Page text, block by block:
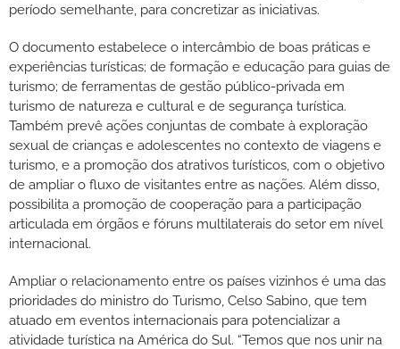
período semelhante, para concretizar as iniciativas.
O documento estabelece o intercâmbio de boas práticas e
experiências turísticas; de formação e educação para guias de
turismo; de ferramentas de gestão público-privada em
turismo de natureza e cultural e de segurança turística.
Também prevê ações conjuntas de combate à exploração
sexual de crianças e adolescentes no contexto de viagens e
turismo, e a promoção dos atrativos turísticos, com o objetivo
de ampliar o fluxo de visitantes entre as nações. Além disso,
possibilita a promoção de cooperação para a participação
articulada em órgãos e fóruns multilaterais do setor em nível
internacional.
Ampliar o relacionamento entre os países vizinhos é uma das
prioridades do ministro do Turismo, Celso Sabino, que tem
atuado em eventos internacionais para potencializar a
atividade turística na América do Sul. “Temos que nos unir na